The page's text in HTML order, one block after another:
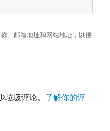
、邮箱地址和网站地址，以便
垃圾评论。 了解你的评